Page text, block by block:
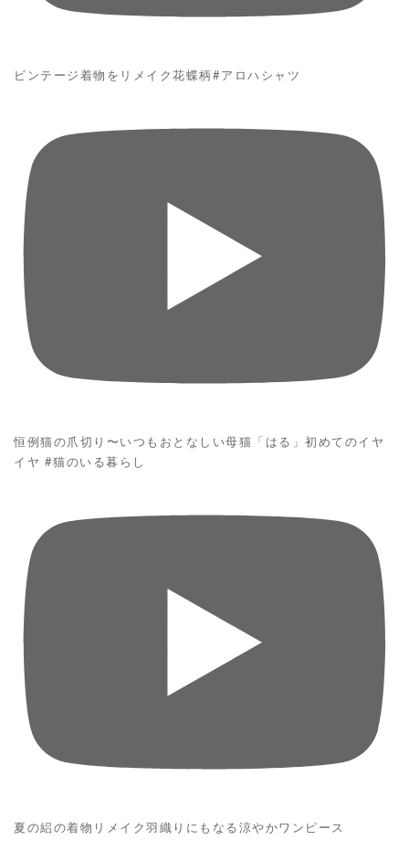
ビンテージ着物をリメイク花蝶柄#アロハシャツ
恒例猫の爪切り〜いつもおとなしい母猫「はる」初めてのイヤ
イヤ #猫のいる暮らし
夏の絽の着物リメイク羽織りにもなる涼やかワンピース